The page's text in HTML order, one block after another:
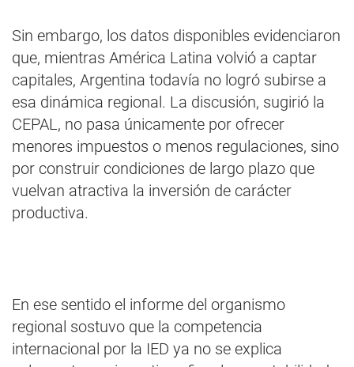
Sin embargo, los datos disponibles evidenciaron
que, mientras América Latina volvió a captar
capitales, Argentina todavía no logró subirse a
esa dinámica regional. La discusión, sugirió la
CEPAL, no pasa únicamente por ofrecer
menores impuestos o menos regulaciones, sino
por construir condiciones de largo plazo que
vuelvan atractiva la inversión de carácter
productiva.
En ese sentido el informe del organismo
regional sostuvo que la competencia
internacional por la IED ya no se explica